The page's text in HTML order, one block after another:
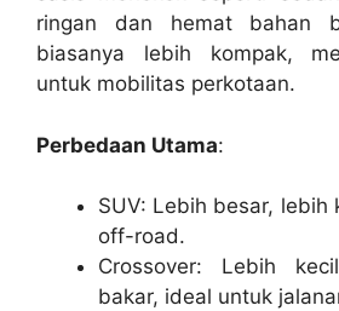
ringan dan hemat bahan
biasanya lebih kompak,
untuk mobilitas perkotaan.
Perbedaan Utama:
SUV: Lebih besar, lebih
off-road.
Crossover: Lebih
bakar, ideal untuk